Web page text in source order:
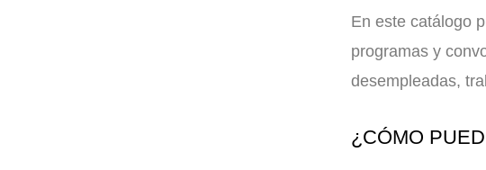
En este catálogo
programas y
desempleadas,
¿CÓMO